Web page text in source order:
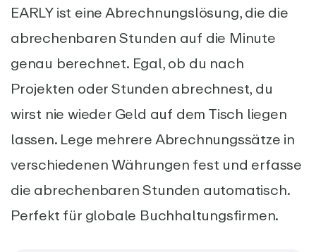
EARLY ist eine Abrechnungslösung, die die
abrechenbaren Stunden auf die Minute
genau berechnet. Egal, ob du nach
Projekten oder Stunden abrechnest, du
wirst nie wieder Geld auf dem Tisch liegen
lassen. Lege mehrere Abrechnungssätze in
verschiedenen Währungen fest und erfasse
die abrechenbaren Stunden automatisch.
Perfekt für globale Buchhaltungsfirmen.